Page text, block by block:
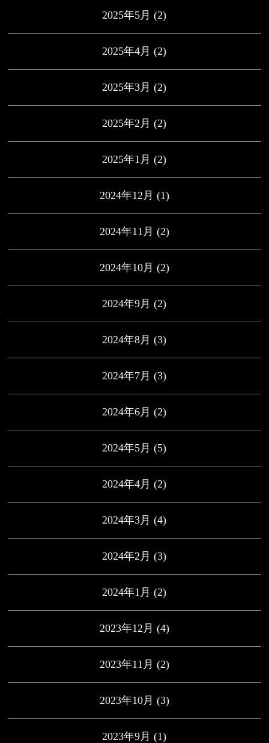
2025年5月 (2)
2025年4月 (2)
2025年3月 (2)
2025年2月 (2)
2025年1月 (2)
2024年12月 (1)
2024年11月 (2)
2024年10月 (2)
2024年9月 (2)
2024年8月 (3)
2024年7月 (3)
2024年6月 (2)
2024年5月 (5)
2024年4月 (2)
2024年3月 (4)
2024年2月 (3)
2024年1月 (2)
2023年12月 (4)
2023年11月 (2)
2023年10月 (3)
2023年9月 (1)